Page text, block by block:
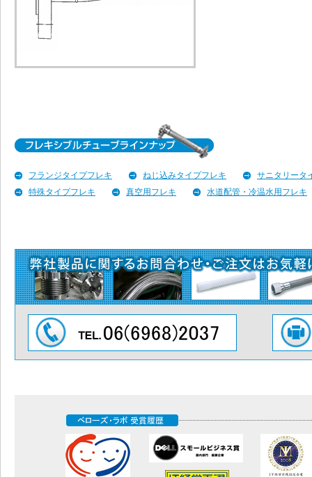
フランジタイプフレキ ねじ込みタイプフレキ
サニタリータ
特殊タイプフレキ
真空用フレキ 水道配管・冷温水用フレキ